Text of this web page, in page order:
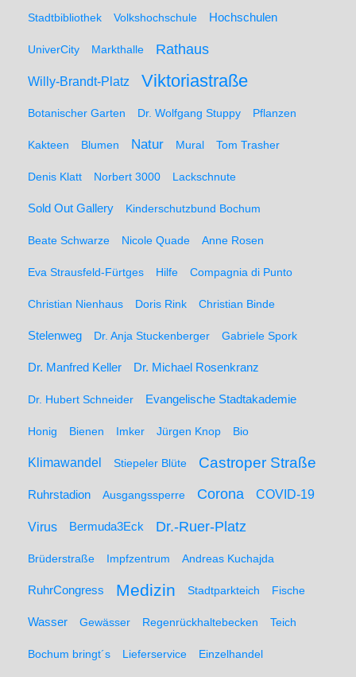
Stadtbibliothek Volkshochschule Hochschulen
UniverCity Markthalle Rathaus
Willy-Brandt-Platz Viktoriastraße
Botanischer Garten Dr. Wolfgang Stuppy Pflanzen
Kakteen Blumen Natur Mural Tom Trasher
Denis Klatt Norbert 3000 Lackschnute
Sold Out Gallery Kinderschutzbund Bochum
Beate Schwarze Nicole Quade Anne Rosen
Eva Strausfeld-Fürtges Hilfe Compagnia di Punto
Christian Nienhaus Doris Rink Christian Binde
Stelenweg Dr. Anja Stuckenberger Gabriele Spork
Dr. Manfred Keller Dr. Michael Rosenkranz
Dr. Hubert Schneider Evangelische Stadtakademie
Honig Bienen Imker Jürgen Knop Bio
Klimawandel Stiepeler Blüte Castroper Straße
Ruhrstadion Ausgangssperre Corona COVID-19
Virus Bermuda3Eck Dr.-Ruer-Platz
Brüderstraße Impfzentrum Andreas Kuchajda
RuhrCongress Medizin Stadtparkteich Fische
Wasser Gewässer Regenrückhaltebecken Teich
Bochum bringt´s Lieferservice Einzelhandel